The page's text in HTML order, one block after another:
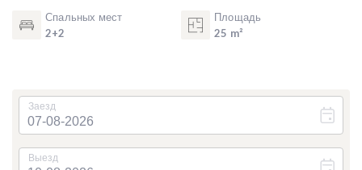
Спальных мест
2+2
Площадь
25 m²